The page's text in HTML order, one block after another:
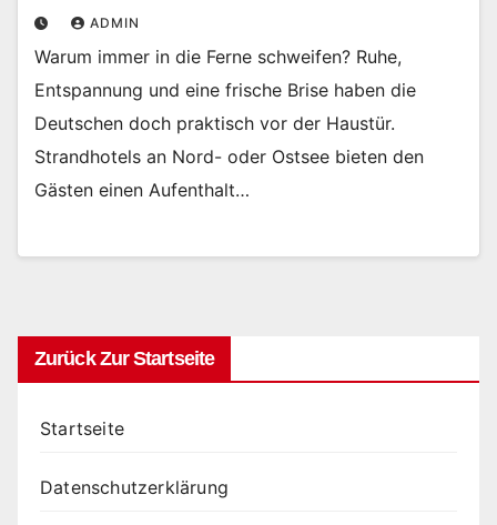
ADMIN
Warum immer in die Ferne schweifen? Ruhe,
Entspannung und eine frische Brise haben die
Deutschen doch praktisch vor der Haustür.
Strandhotels an Nord- oder Ostsee bieten den
Gästen einen Aufenthalt…
Zurück Zur Startseite
Startseite
Datenschutzerklärung